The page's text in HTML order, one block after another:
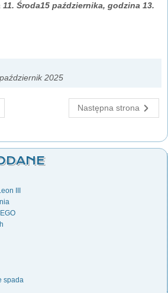
Środa15 października, godzina 13.
2025
Następna strona
III
spada